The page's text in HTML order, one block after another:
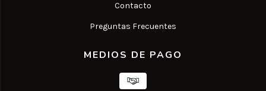
Contacto
Preguntas Frecuentes
MEDIOS DE PAGO